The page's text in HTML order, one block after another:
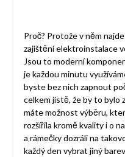
Proč? Protože v něm
zajištění elektroinstalace
Jsou to moderní
je každou minutu
byste bez nich zapnout
celkem jistě, že by to bylo
máte možnost výběru,
rozšířila kromě kvality i o
a rámečky dozráli na
každý den vybrat jiný